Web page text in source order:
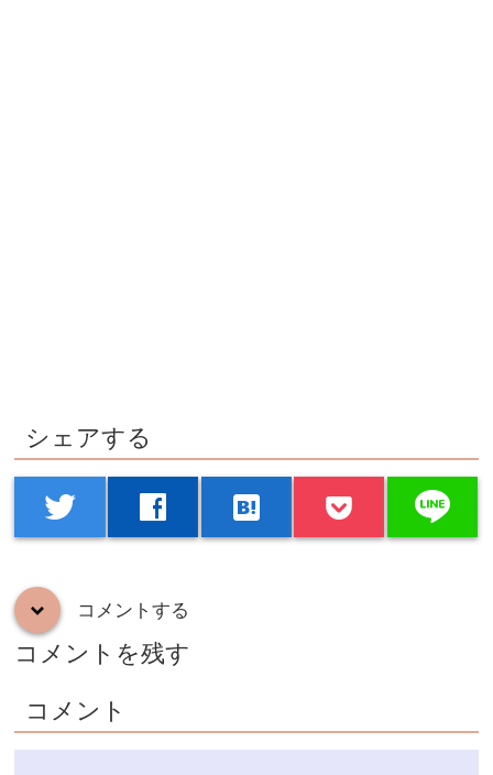
シェアする
twitter facebook hatenabookmark line
down コメントする
コメントを残す
コメント